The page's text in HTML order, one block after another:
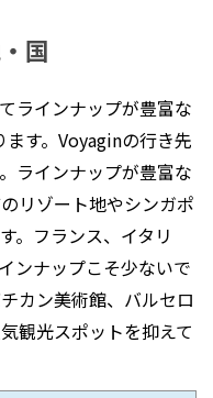
国
ラインナップが豊富な
す。Voyaginの行き先
ラインナップが豊富な
リゾート地やシンガポ
。フランス、イタリ
ンナップこそ少ないで
カン美術館、バルセロ
観光スポットを抑えて